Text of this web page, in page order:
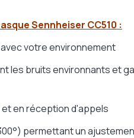
Sennheiser CC510 :
votre environnement
les bruits environnants et
en réception d'appels
permettant un